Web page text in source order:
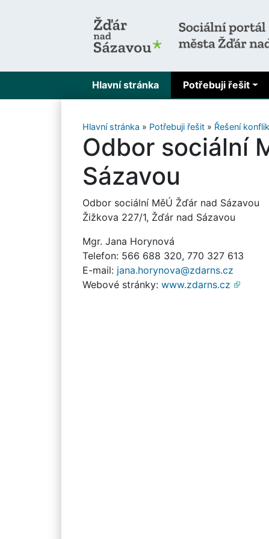
Hlavní stránka Potřebuji řešit
Hlavní stránka » Potřebuji řešit » Řešení
Odbor sociální
Sázavou
Odbor sociální MěÚ Žďár nad Sázavou
Žižkova 227/1, Žďár nad Sázavou
Mgr. Jana Horynová
Telefon: 566 688 320, 770 327 613
E-mail: jana.horynova@zdarns.cz
Webové stránky: www.zdarns.cz